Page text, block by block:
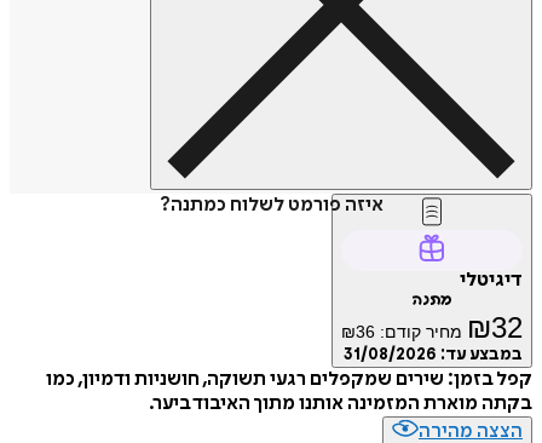
איזה פורמט לשלוח כמתנה?
דיגיטלי
מתנה
₪32 מחיר קודם: ₪36
במבצע עד: 31/08/2026
קפל בזמן: שירים שמקפלים רגעי תשוקה, חושניות ודמיון, כמו
בקתה מוארת המזמינה אותנו מתוך האיבוד ביער.
הצצה מהירה